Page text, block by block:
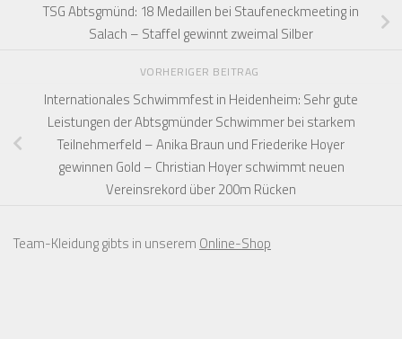
TSG Abtsgmünd: 18 Medaillen bei Staufeneckmeeting in
Salach – Staffel gewinnt zweimal Silber
VORHERIGER BEITRAG
Internationales Schwimmfest in Heidenheim: Sehr gute
Leistungen der Abtsgmünder Schwimmer bei starkem
Teilnehmerfeld – Anika Braun und Friederike Hoyer
gewinnen Gold – Christian Hoyer schwimmt neuen
Vereinsrekord über 200m Rücken
Team-Kleidung gibts in unserem Online-Shop